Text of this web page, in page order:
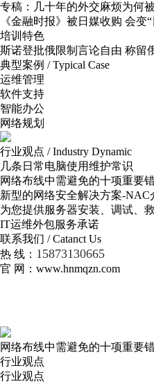
专稿：几十年的外交麻烦为何
《金融时报》被日媒收购 会变
培训特色
斯诺登批俄限制言论自由 称留
典型案例 / Typical Case
运维管理
软件支持
智能办公
网络规划
行业观点 / Industry Dynamic
几条日常电脑使用维护常识
网络布线中需避免的十项重要
新型的网络安全解决方案-NAC
为您提供服务器安装、调试、
IT运维外包服务承诺
联系我们 / Catanct Us
热 线： 15873130665
官 网：www.hnmqzn.com
网络布线中需避免的十项重要
行业观点
行业观点